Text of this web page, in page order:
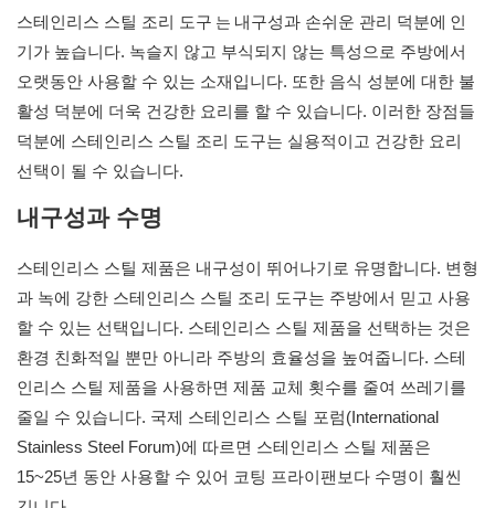
스테인리스 스틸 조리 도구 는 내구성과 손쉬운 관리 덕분에 인
기가 높습니다. 녹슬지 않고 부식되지 않는 특성으로 주방에서
오랫동안 사용할 수 있는 소재입니다. 또한 음식 성분에 대한 불
활성 덕분에 더욱 건강한 요리를 할 수 있습니다. 이러한 장점들
덕분에 스테인리스 스틸 조리 도구는 실용적이고 건강한 요리
선택이 될 수 있습니다.
내구성과 수명
스테인리스 스틸 제품은 내구성이 뛰어나기로 유명합니다. 변형
과 녹에 강한 스테인리스 스틸 조리 도구는 주방에서 믿고 사용
할 수 있는 선택입니다. 스테인리스 스틸 제품을 선택하는 것은
환경 친화적일 뿐만 아니라 주방의 효율성을 높여줍니다. 스테
인리스 스틸 제품을 사용하면 제품 교체 횟수를 줄여 쓰레기를
줄일 수 있습니다. 국제 스테인리스 스틸 포럼(International
Stainless Steel Forum)에 따르면 스테인리스 스틸 제품은
15~25년 동안 사용할 수 있어 코팅 프라이팬보다 수명이 훨씬